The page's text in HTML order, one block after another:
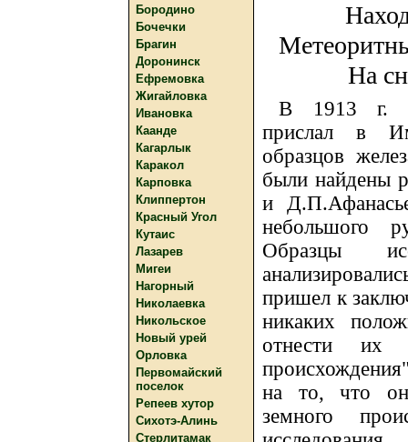
Бородино
Бочечки
Брагин
Доронинск
Ефремовка
Жигайловка
Ивановка
Каанде
Кагарлык
Каракол
Карповка
Клиппертон
Красный Угол
Кутаис
Лазарев
Мигеи
Нагорный
Николаевка
Никольское
Новый урей
Орловка
Первомайский
поселок
Репеев хутор
Сихотэ-Алинь
Стерлитамак
На
В 1913 г.
прислал в
образцов
были найдены
и
небольшого
Образцы
пришел к
никаких
отнести их
на то, что
земного